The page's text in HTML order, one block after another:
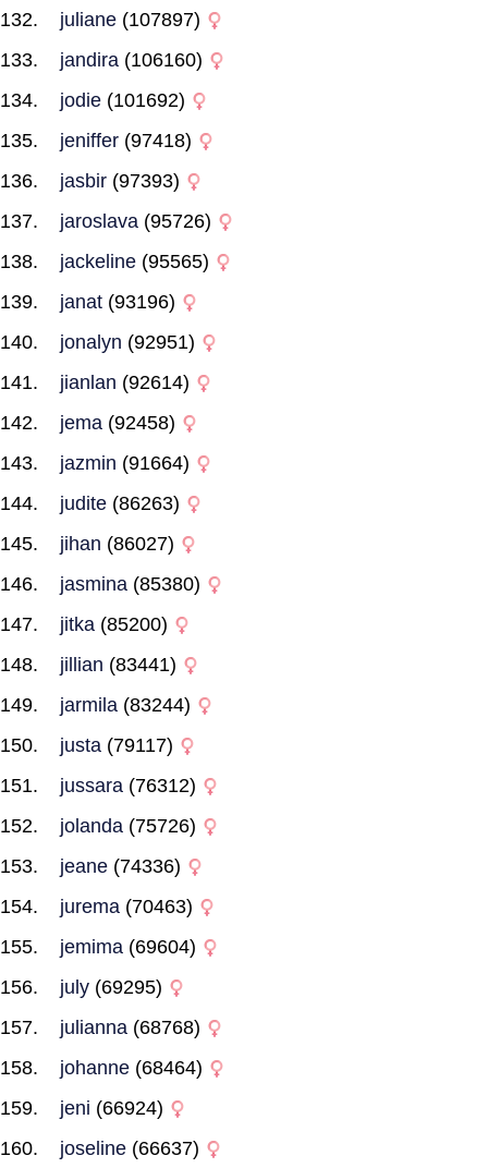
juliane (107897)
jandira (106160)
jodie (101692)
jeniffer (97418)
jasbir (97393)
jaroslava (95726)
jackeline (95565)
janat (93196)
jonalyn (92951)
jianlan (92614)
jema (92458)
jazmin (91664)
judite (86263)
jihan (86027)
jasmina (85380)
jitka (85200)
jillian (83441)
jarmila (83244)
justa (79117)
jussara (76312)
jolanda (75726)
jeane (74336)
jurema (70463)
jemima (69604)
july (69295)
julianna (68768)
johanne (68464)
jeni (66924)
joseline (66637)